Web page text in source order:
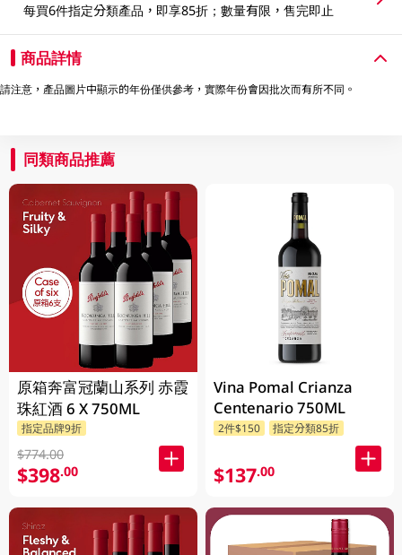
每買6件指定分類產品，即享85折；數量有限，售完即止
商品詳情
請注意，產品圖片中顯示的年份僅供參考，實際年份會因批次而有所不同。
同類商品推薦
原箱奔富冠蘭山系列 赤霞
珠紅酒 6 X 750ML
指定品牌9折
$774.00
$398.00
Vina Pomal Crianza
Centenario 750ML
2件$150 指定分類85折
$137.00